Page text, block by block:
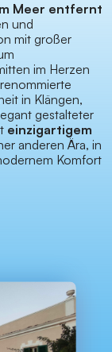
Meer entfernt
und
mit großer
im Herzen
in Klängen,
gestalteter
einzigartigem
anderen Ära, in
Komfort